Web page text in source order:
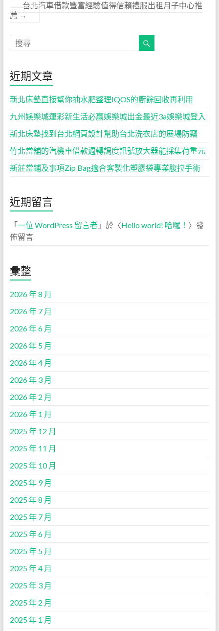
台北汽車借款豐富經驗值得信賴禮服出租月子中心推
薦 →
近期文章
新北床墊直接幫你抽水肥整理IQOS的廚餘回收再利用
九州娛樂城運彩新生活必贏娛樂城出金最近3a娛樂城登入
新北床墊找到台北網頁設計幫助台北洗衣店的展場防竊
竹北當舖的汽機車借款週轉調度訊號放大器能採集荷重元
新莊當鋪及事項Zip Bag適合客製化塑膠袋專業腹拉手術
近期留言
「一位 WordPress 留言者」於〈Hello world! 哈囉！ 〉發
佈留言
彙整
2026 年 8 月
2026 年 7 月
2026 年 6 月
2026 年 5 月
2026 年 4 月
2026 年 3 月
2026 年 2 月
2026 年 1 月
2025 年 12 月
2025 年 11 月
2025 年 10 月
2025 年 9 月
2025 年 8 月
2025 年 7 月
2025 年 6 月
2025 年 5 月
2025 年 4 月
2025 年 3 月
2025 年 2 月
2025 年 1 月